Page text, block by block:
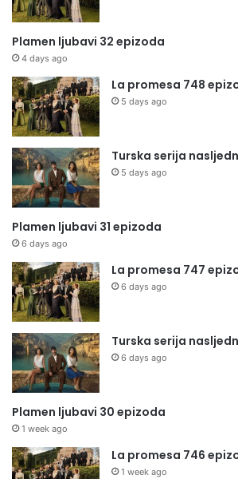
Plamen ljubavi 32 epizoda
4 days ago
La promesa 748
5 days ago
Turska serija
5 days ago
Plamen ljubavi 31 epizoda
6 days ago
La promesa 747
6 days ago
Turska serija
6 days ago
Plamen ljubavi 30 epizoda
1 week ago
La promesa 746
1 week ago